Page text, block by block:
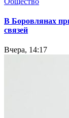
В Боровлянах
связей
Вчера, 14:17